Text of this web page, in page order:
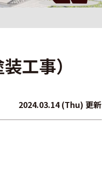
工事）
2024.03.14 (Thu) 更新